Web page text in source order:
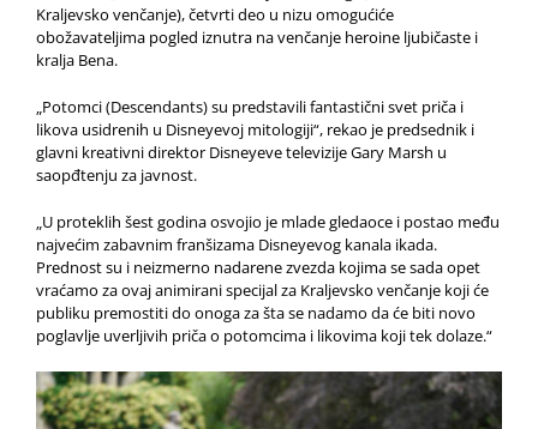
Kraljevsko venčanje), četvrti deo u nizu omogućiće
obožavateljima pogled iznutra na venčanje heroine ljubičaste i
kralja Bena.
„Potomci (Descendants) su predstavili fantastični svet priča i
likova usidrenih u Disneyevoj mitologiji“, rekao je predsednik i
glavni kreativni direktor Disneyeve televizije Gary Marsh u
saopđtenju za javnost.
„U proteklih šest godina osvojio je mlade gledaoce i postao među
najvećim zabavnim franšizama Disneyevog kanala ikada.
Prednost su i neizmerno nadarene zvezda kojima se sada opet
vraćamo za ovaj animirani specijal za Kraljevsko venčanje koji će
publiku premostiti do onoga za šta se nadamo da će biti novo
poglavlje uverljivih priča o potomcima i likovima koji tek dolaze.“